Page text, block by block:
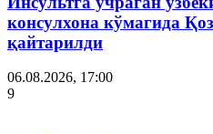
консулхона кўмагида
қайтарилди
06.08.2026, 17:00
9